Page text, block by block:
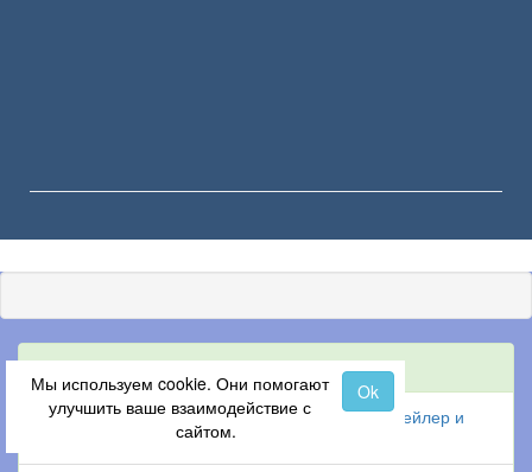
Последние статьи
Inazuma Eleven: Victory Road - дата выхода, трейлер и
подробности с Tokyo Game Show 2025
Ok
Мы используем cookie. Они помогают
улучшить ваше взаимодействие с
сайтом.